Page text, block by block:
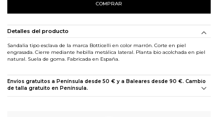
COMPRAR
Detalles del producto
Sandalia tipo esclava de la marca Botticelli en color marrón. Corte en piel
engrasada. Cierre mediante hebilla metálica lateral. Planta bio acolchada en piel
natural. Suela de goma. Fabricada en España.
Envíos gratuitos a Península desde 50 € y a Baleares desde 90 €. Cambio
de talla gratuito en Península.